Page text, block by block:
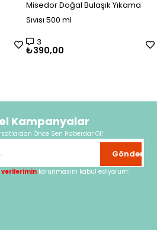
Misedor Doğal Bulaşık Yıkama
Sıvısı 500 ml
3
₺390,00
Kampanyalar
Önce Sen Haberdar Ol!
Gönder
verilerimin korunmasını kabul ediyorum.